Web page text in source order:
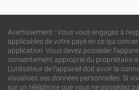
Avertissement : Vous vous engagez à
applicables de votre pays en ce qui
application. Vous devez posséder
consentement approprié du propriétaire
L'utilisateur de l'appareil doit avoir la
visualisez ses données personnelles. Si
sur un téléphone que vous ne possédez